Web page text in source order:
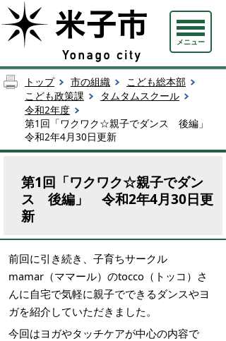
メニュー
トップ 市の組織
こども総本部
こども政策課
タムタムスクール
令和2年度
第1回「ワクワク☆親子でダンス 後編」
令和2年4月30日更新
第1回「ワクワク☆親子でダン
ス 後編」 令和2年4月30日更
新
前回に引き続き、子育ちサークル
mamar（ママール）のtocco（トッコ）さ
んに自宅で気軽に親子でできるダンスやヨ
ガを紹介していただきました。
今回はヨガやタッチケアが中心の内容で